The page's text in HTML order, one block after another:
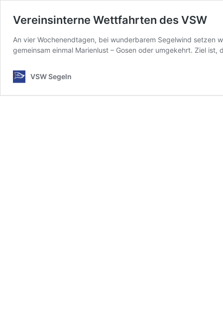
Vereinsinterne Wettfahrten des VSW
An vier Wochenendtagen, bei wunderbarem Segelwind setzen
gemeinsam einmal Marienlust – Gosen oder umgekehrt. Ziel ist,
VSW Segeln